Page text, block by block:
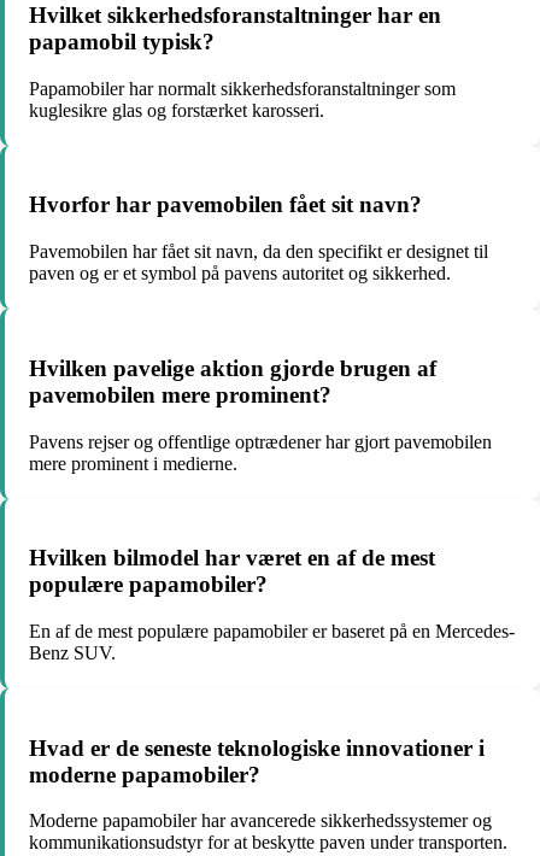
Hvilket sikkerhedsforanstaltninger har en
papamobil typisk?
Papamobiler har normalt sikkerhedsforanstaltninger som
kuglesikre glas og forstærket karosseri.
Hvorfor har pavemobilen fået sit navn?
Pavemobilen har fået sit navn, da den specifikt er designet til
paven og er et symbol på pavens autoritet og sikkerhed.
Hvilken pavelige aktion gjorde brugen af
pavemobilen mere prominent?
Pavens rejser og offentlige optrædener har gjort pavemobilen
mere prominent i medierne.
Hvilken bilmodel har været en af de mest
populære papamobiler?
En af de mest populære papamobiler er baseret på en Mercedes-
Benz SUV.
Hvad er de seneste teknologiske innovationer i
moderne papamobiler?
Moderne papamobiler har avancerede sikkerhedssystemer og
kommunikationsudstyr for at beskytte paven under transporten.